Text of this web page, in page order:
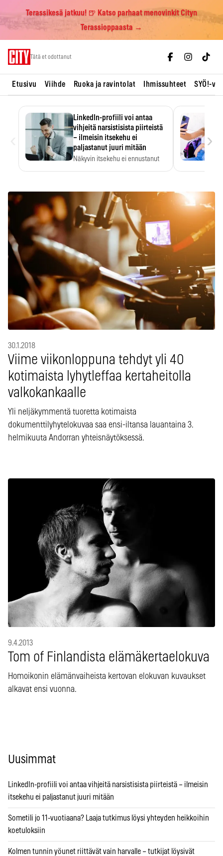
Terassikesä jatkuu! 🍺 Katso parhaat menovinkit Cityn
Terassioppaasta →
Tätä et odottanut
Etusivu Viihde Ruoka ja ravintolat Ihmissuhteet SYÖ!-
LinkedIn-profiili voi antaa
vihjeitä narsistisista piirteistä
– ilmeisin itsekehu ei
paljastanut juuri mitään
Näkyvin itsekehu ei ennustanut
›
30.1.2018
Viime viikonloppuna tehdyt yli 40
kotimaista lyhytleffaa kertaheitolla
valkokankaalle
Yli neljäkymmentä tuoretta kotimaista
dokumenttilyhytelokuvaa saa ensi-iltansa lauantaina 3.
helmikuuta Andorran yhteisnäytöksessä.
9.4.2013
Tom of Finlandista elämäkertaelokuva
Homoikonin elämänvaiheista kertovan elokuvan kuvaukset
alkavat ensi vuonna.
Uusimmat
LinkedIn-profiili voi antaa vihjeitä narsistisista piirteistä – ilmeisin
itsekehu ei paljastanut juuri mitään
Sometili jo 11-vuotiaana? Laaja tutkimus löysi yhteyden heikkoihin
koetuloksiin
Kolmen tunnin yöunet riittävät vain harvalle – tutkijat löysivät